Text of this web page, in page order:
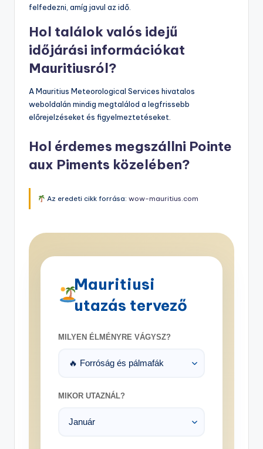
felfedezni, amíg javul az idő.
Hol találok valós idejű
időjárási információkat
Mauritiusról?
A Mauritius Meteorological Services hivatalos
weboldalán mindig megtalálod a legfrissebb
előrejelzéseket és figyelmeztetéseket.
Hol érdemes megszállni Pointe
aux Piments közelében?
Az eredeti cikk forrása:wow-mauritius.com
Mauritiusi
utazás tervező
MILYEN ÉLMÉNYRE VÁGYSZ?
MIKOR UTAZNÁL?